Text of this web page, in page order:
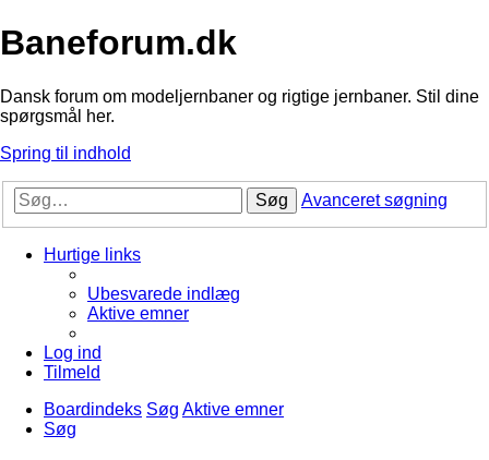
Baneforum.dk
Dansk forum om modeljernbaner og rigtige jernbaner. Stil dine
spørgsmål her.
Spring til indhold
Søg Avanceret søgning
Hurtige links
Ubesvarede indlæg
Aktive emner
Log ind
Tilmeld
Boardindeks Søg Aktive emner
Søg